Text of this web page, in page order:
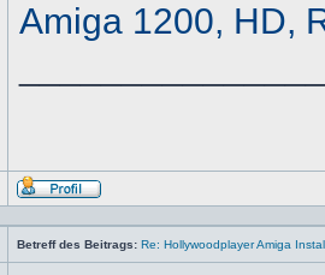
Amiga 1200, HD,
Profil
Betreff des Beitrags: Re: Hollywoodplayer Amiga